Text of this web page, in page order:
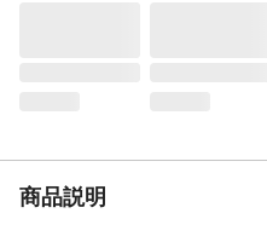
商品説明